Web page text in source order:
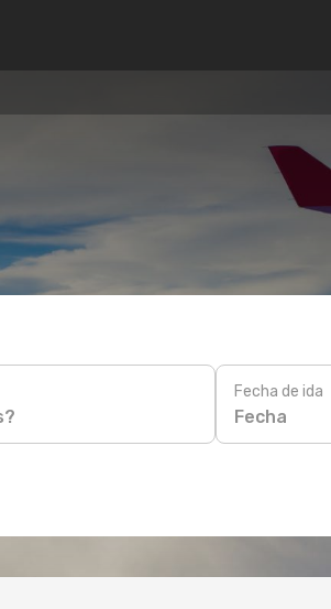
Fecha de ida
Fecha